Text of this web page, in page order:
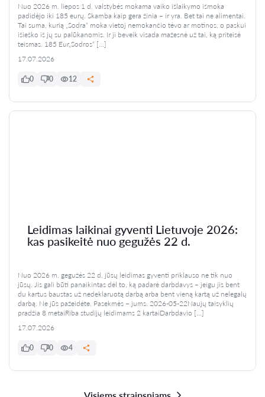
Nuo 2026 m. liepos 1 d. valstybės mokama vaiko išlaikymo išmoka
padidėjo iki 185 eurų. Skamba kaip gera žinia – ir yra. Bet tai ne alimentai.
Tai suma, kurią „Sodra“ moka vietoj nemokančio tėvo ar motinos, o paskui
išieško iš jų su palūkanomis. Ir ji beveik visada mažesnė už tai, ką priteisė
teismas. 185 Eur„Sodros“ […]
17.07.2026
0 0 12
Leidimas laikinai gyventi Lietuvoje 2026:
kas pasikeitė nuo gegužės 22 d.
Nuo 2026 m. gegužės 22 d. jūsų leidimas gyventi priklauso ne tik nuo
jūsų. Jis gali būti panaikintas dėl to, ką padarė darbdavys – jeigu jis bent
du kartus baustas už nedeklaruotą darbą arba bent vieną kartą už nelegalų
darbą. Ne jūs pažeidėte. Pasekmės – jums. 2026-05-22Naujų taisyklių
pradžia 8 metaiRiba studijų leidimams 2 kartaiDarbdavio […]
17.07.2026
0 0 4